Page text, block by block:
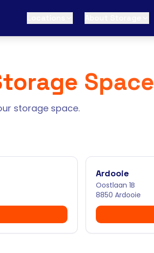
Space
storage space.
Ardooie
Oostlaan 1B
8850 Ardooie